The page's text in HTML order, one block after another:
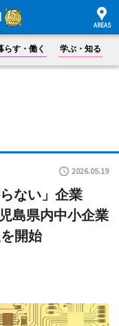
らす・働く 学ぶ・知る
2026.05.19
ない」企業
島県内中小企業
開始